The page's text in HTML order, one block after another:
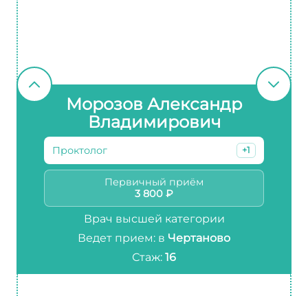
Морозов Александр
Владимирович
Проктолог +1
Первичный приём
3 800 ₽
Врач высшей категории
Ведет прием: в Чертаново
Стаж: 16